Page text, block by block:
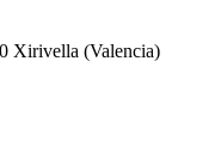
Xirivella (Valencia)